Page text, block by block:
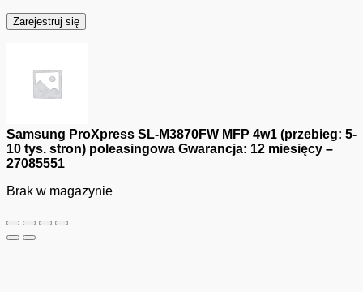
Zarejestruj się
Samsung ProXpress SL-M3870FW MFP 4w1 (przebieg: 5-
10 tys. stron) poleasingowa Gwarancja: 12 miesięcy –
27085551
Brak w magazynie